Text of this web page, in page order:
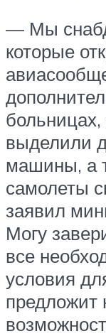
— Мы
которые
выделили
машины, а
самолеты
заявил
Могу
все
условия
предложит